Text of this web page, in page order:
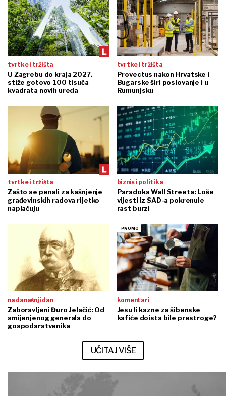
tvrtke i tržišta
U Zagrebu do kraja 2027.
stiže gotovo 100 tisuća
kvadrata novih ureda
tvrtke i tržišta
Provectus nakon Hrvatske i
Bugarske širi poslovanje i u
Rumunjsku
tvrtke i tržišta
Zašto se penali za kašnjenje
građevinskih radova rijetko
naplaćuju
biznis i politika
Paradoks Wall Streeta: Loše
vijesti iz SAD-a pokrenule
rast burzi
na današnji dan
Zaboravljeni Đuro Jelačić: Od
smijenjenog generala do
gospodarstvenika
komentari
Jesu li kazne za šibenske
kafiće doista bile prestroge?
UČITAJ VIŠE